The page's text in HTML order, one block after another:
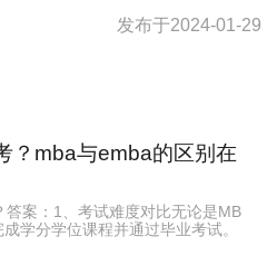
发布于2024-01-29
？mba与emba的区别在
案：1、考试难度对比无论是MB
学分学位课程并通过毕业考试。